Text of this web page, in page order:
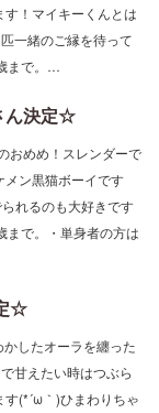
！マイキーくんとは
一緒のご縁を待って
まで。…
ん決定☆
めめ！スレンダーで
ン黒猫ボーイです
れるのも大好きです
。・単身者の方は
☆
したオーラを纏った
甘えたい時はつぶら
(*´ω｀)ひまわりちゃ